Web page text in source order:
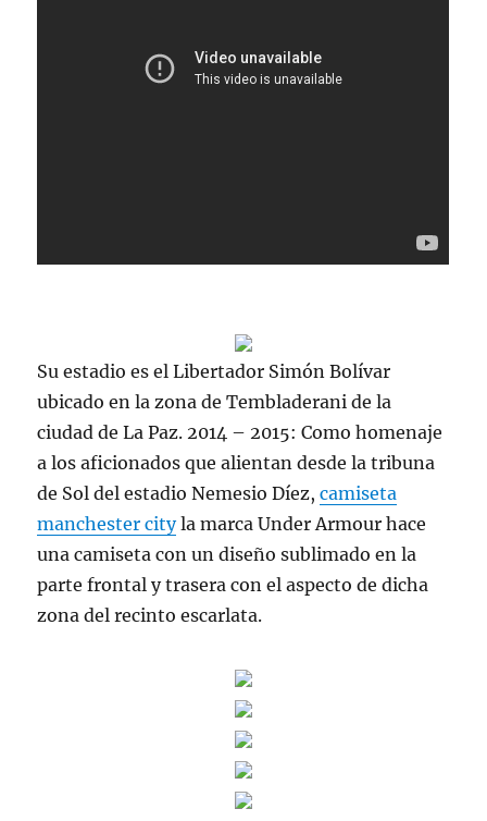
Su estadio es el Libertador Simón Bolívar
ubicado en la zona de Tembladerani de la
ciudad de La Paz. 2014 – 2015: Como homenaje
a los aficionados que alientan desde la tribuna
de Sol del estadio Nemesio Díez,camiseta
manchester cityla marca Under Armour hace
una camiseta con un diseño sublimado en la
parte frontal y trasera con el aspecto de dicha
zona del recinto escarlata.